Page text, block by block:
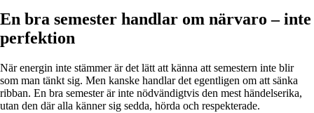
En bra semester handlar om närvaro – inte
perfektion
När energin inte stämmer är det lätt att känna att semestern inte blir
som man tänkt sig. Men kanske handlar det egentligen om att sänka
ribban. En bra semester är inte nödvändigtvis den mest händelserika,
utan den där alla känner sig sedda, hörda och respekterade.